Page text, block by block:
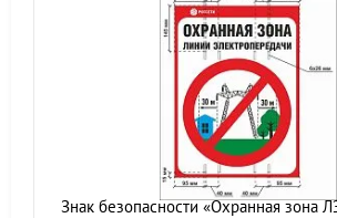
Знак безопасности «Охранная зона